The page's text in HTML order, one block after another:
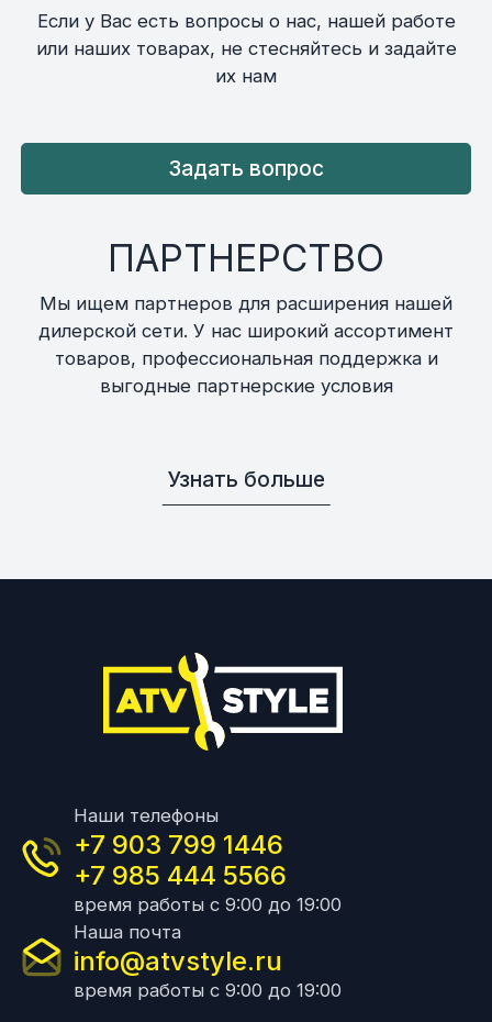
Если у Вас есть вопросы о нас, нашей работе
или наших товарах, не стесняйтесь и задайте
их нам
Задать вопрос
ПАРТНЕРСТВО
Мы ищем партнеров для расширения нашей
дилерской сети. У нас широкий ассортимент
товаров, профессиональная поддержка и
выгодные партнерские условия
Узнать больше
Наши телефоны
+7 903 799 1446
+7 985 444 5566
время работы с 9:00 до 19:00
Наша почта
info@atvstyle.ru
время работы с 9:00 до 19:00